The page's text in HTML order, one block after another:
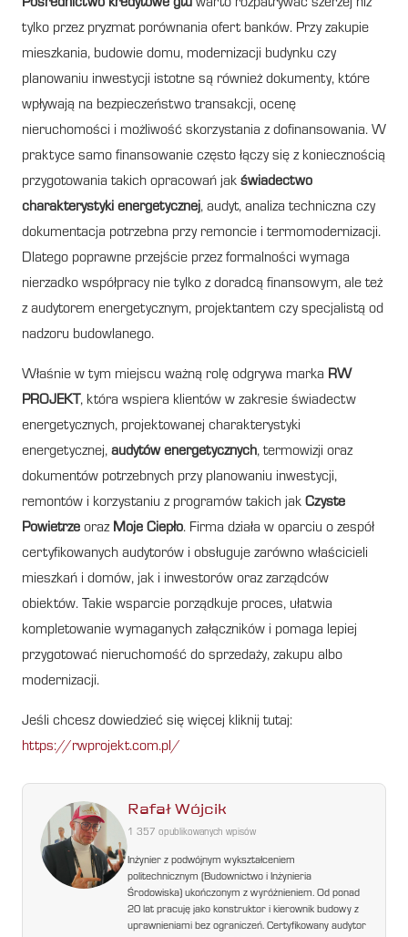
Pośrednictwo kredytowe gtu warto rozpatrywać szerzej niż
tylko przez pryzmat porównania ofert banków. Przy zakupie
mieszkania, budowie domu, modernizacji budynku czy
planowaniu inwestycji istotne są również dokumenty, które
wpływają na bezpieczeństwo transakcji, ocenę
nieruchomości i możliwość skorzystania z dofinansowania. W
praktyce samo finansowanie często łączy się z koniecznością
przygotowania takich opracowań jak świadectwo
charakterystyki energetycznej, audyt, analiza techniczna czy
dokumentacja potrzebna przy remoncie i termomodernizacji.
Dlatego poprawne przejście przez formalności wymaga
nierzadko współpracy nie tylko z doradcą finansowym, ale też
z audytorem energetycznym, projektantem czy specjalistą od
nadzoru budowlanego.
Właśnie w tym miejscu ważną rolę odgrywa marka RW
PROJEKT, która wspiera klientów w zakresie świadectw
energetycznych, projektowanej charakterystyki
energetycznej, audytów energetycznych, termowizji oraz
dokumentów potrzebnych przy planowaniu inwestycji,
remontów i korzystaniu z programów takich jak Czyste
Powietrze oraz Moje Ciepło. Firma działa w oparciu o zespół
certyfikowanych audytorów i obsługuje zarówno właścicieli
mieszkań i domów, jak i inwestorów oraz zarządców
obiektów. Takie wsparcie porządkuje proces, ułatwia
kompletowanie wymaganych załączników i pomaga lepiej
przygotować nieruchomość do sprzedaży, zakupu albo
modernizacji.
Jeśli chcesz dowiedzieć się więcej kliknij tutaj:
https://rwprojekt.com.pl/
Rafał Wójcik
1 357 opublikowanych wpisów
Inżynier z podwójnym wykształceniem
politechnicznym (Budownictwo i Inżynieria
Środowiska) ukończonym z wyróżnieniem. Od ponad
20 lat pracuję jako konstruktor i kierownik budowy z
uprawnieniami bez ograniczeń. Certyfikowany audytor